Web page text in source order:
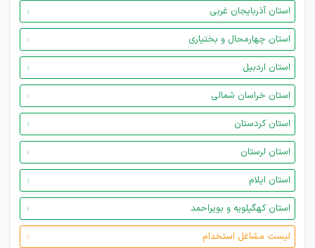
استان آذربایجان غربی
استان چهارمحال و بختیاری
استان اردبیل
استان خراسان شمالی
استان کردستان
استان لرستان
استان ایلام
استان کهگیلویه و بویراحمد
لیست مشاغل استخدام